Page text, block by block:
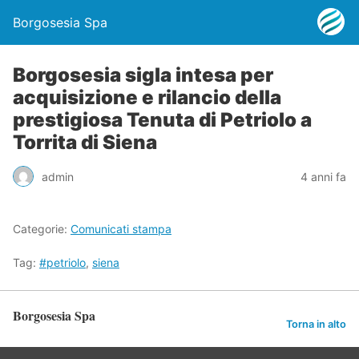
Borgosesia Spa
Borgosesia sigla intesa per
acquisizione e rilancio della
prestigiosa Tenuta di Petriolo a
Torrita di Siena
admin 4 anni fa
Categorie: Comunicati stampa
Tag: #petriolo, siena
Borgosesia Spa Torna in alto